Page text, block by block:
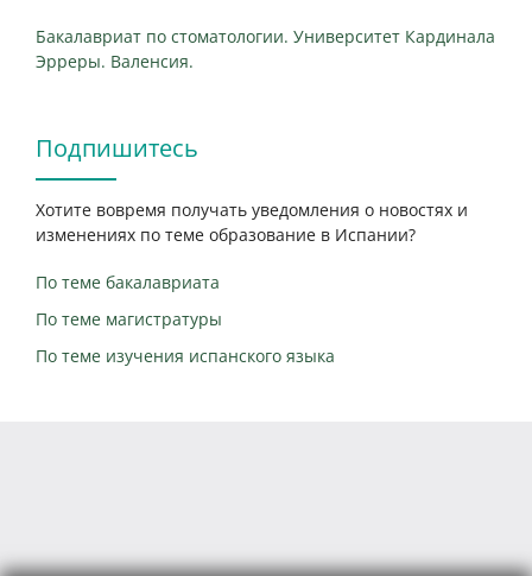
Бакалавриат по стоматологии. Университет Кардинала
Эрреры. Валенсия.
Подпишитесь
Хотите вовремя получать уведомления о новостях и
изменениях по теме образование в Испании?
По теме бакалавриата
По теме магистратуры
По теме изучения испанского языка